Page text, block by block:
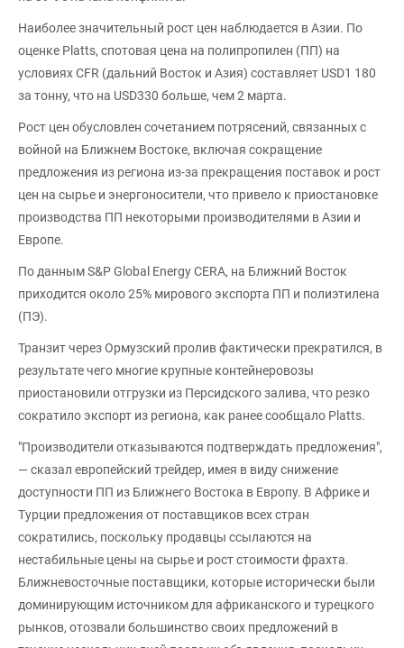
Наиболее значительный рост цен наблюдается в Азии. По
оценке Platts, спотовая цена на полипропилен (ПП) на
условиях CFR (дальний Восток и Азия) составляет USD1 180
за тонну, что на USD330 больше, чем 2 марта.
Рост цен обусловлен сочетанием потрясений, связанных с
войной на Ближнем Востоке, включая сокращение
предложения из региона из-за прекращения поставок и рост
цен на сырье и энергоносители, что привело к приостановке
производства ПП некоторыми производителями в Азии и
Европе.
По данным S&P Global Energy CERA, на Ближний Восток
приходится около 25% мирового экспорта ПП и полиэтилена
(ПЭ).
Транзит через Ормузский пролив фактически прекратился, в
результате чего многие крупные контейнеровозы
приостановили отгрузки из Персидского залива, что резко
сократило экспорт из региона, как ранее сообщало Platts.
"Производители отказываются подтверждать предложения",
— сказал европейский трейдер, имея в виду снижение
доступности ПП из Ближнего Востока в Европу. В Африке и
Турции предложения от поставщиков всех стран
сократились, поскольку продавцы ссылаются на
нестабильные цены на сырье и рост стоимости фрахта.
Ближневосточные поставщики, которые исторически были
доминирующим источником для африканского и турецкого
рынков, отозвали большинство своих предложений в